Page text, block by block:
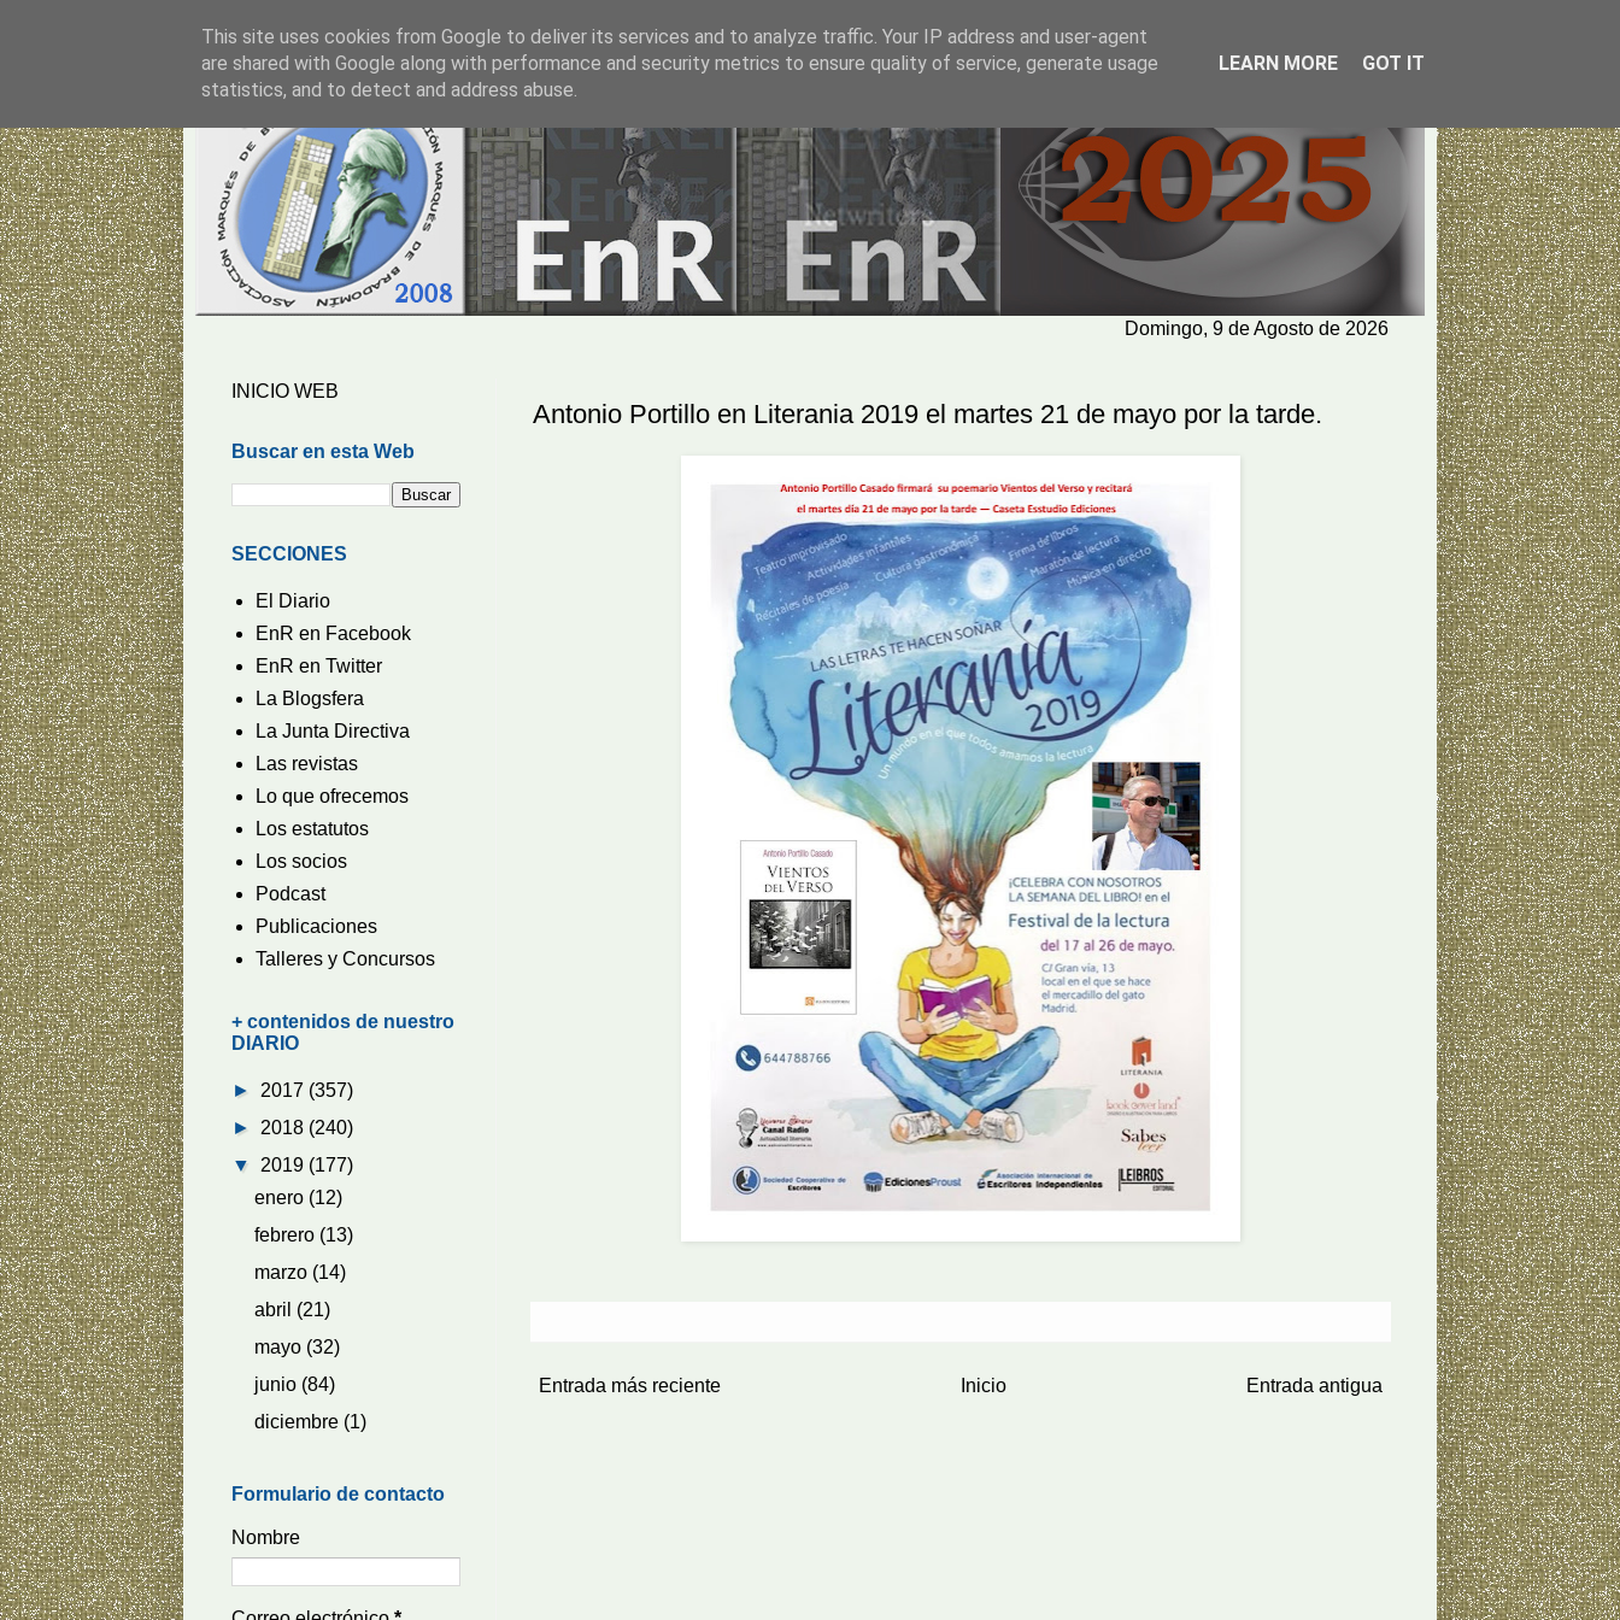
Domingo, 9 de Agosto de 2026
Antonio Portillo en Literania 2019 el martes 21 de mayo por la tarde.
Entrada más reciente Entrada antigua
Inicio
INICIO WEB
Buscar en esta Web
SECCIONES
El Diario
EnR en Facebook
EnR en Twitter
La Blogsfera
La Junta Directiva
Las revistas
Lo que ofrecemos
Los estatutos
Los socios
Podcast
Publicaciones
Talleres y Concursos
+ contenidos de nuestro
DIARIO
► 2017 (357)
► 2018 (240)
▼ 2019 (177)
enero (12)
febrero (13)
marzo (14)
abril (21)
mayo (32)
junio (84)
diciembre (1)
Formulario de contacto
Nombre
This site uses cookies from Google to deliver its services and to analyze traffic. Your IP address and user-agent
are shared with Google along with performance and security metrics to ensure quality of service, generate usage
statistics, and to detect and address abuse.
LEARN MORE GOT IT